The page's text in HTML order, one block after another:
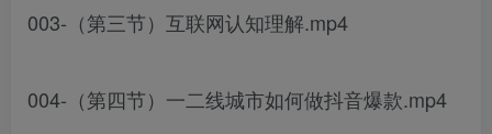
003-（第三节）互联网认知理解.mp4
004-（第四节）一二线城市如何做抖音爆款.mp4